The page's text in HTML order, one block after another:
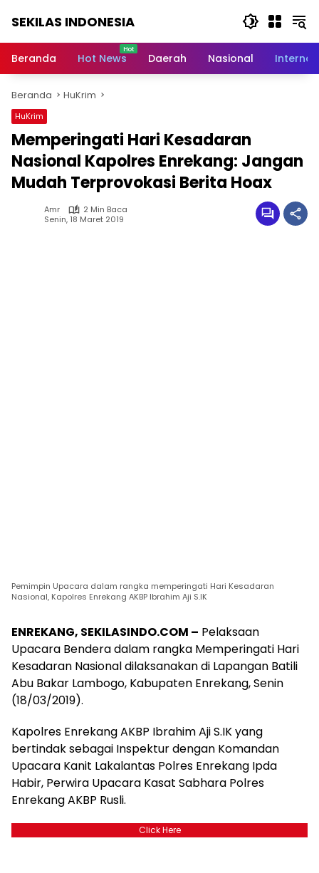
SEKILAS INDONESIA
Terkini,
Latest
World,
Headlines,
News
Today
Beranda Hot News Daerah Nasional
Beranda HuKrim
HuKrim
Memperingati Hari Kesadaran
Nasional Kapolres Enrekang: Jangan
Mudah Terprovokasi Berita Hoax
Amr
2 Min Baca
Senin, 18 Maret 2019
Pemimpin Upacara dalam rangka memperingati Hari Kesadaran
Nasional, Kapolres Enrekang AKBP Ibrahim Aji S.IK
ENREKANG, SEKILASINDO.COM – Pelaksaan
Upacara Bendera dalam rangka Memperingati Hari
Kesadaran Nasional dilaksanakan di Lapangan Batili
Abu Bakar Lambogo, Kabupaten Enrekang, Senin
(18/03/2019).
Kapolres Enrekang AKBP Ibrahim Aji S.IK yang
bertindak sebagai Inspektur dengan Komandan
Upacara Kanit Lakalantas Polres Enrekang Ipda
Habir, Perwira Upacara Kasat Sabhara Polres
Enrekang AKBP Rusli.
Click Here